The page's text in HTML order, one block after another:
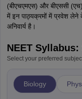
(बीएचएमएस) और बीएससी
में इन पाठ्यक्रमों में प्रवेश लेने के
अनिवार्य है।
NEET
Select your preferred
Biology